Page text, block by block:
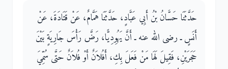
حَدَّثَنَا حَسَّانُ بْنُ أَبِي عَبَّادٍ، حَدَّثَنَا هَمَّامٌ، عَنْ قَتَادَةَ، عَنْ
أَنَسٍ ـ رضى الله عنه ـ أَنَّ يَهُوِدِيًّا، رَضَّ رَأْسَ جَارِيَةٍ بَيْنَ
حَجَرَيْنِ، فَقِيلَ لَهَا مَنْ فَعَلَ بِكِ، أَفُلاَنٌ أَوْ فُلاَنٌ حَتَّى سُمِّيَ